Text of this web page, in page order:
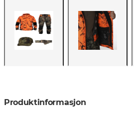
Produktinformasjon